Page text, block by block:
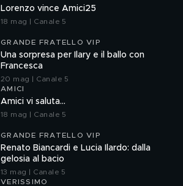
Lorenzo vince Amici25
18 mag | Canale 5
GRANDE FRATELLO VIP
Una sorpresa per Ilary e il ballo con
Francesca
20 mag | Canale 5
AMICI
Amici vi saluta...
18 mag | Canale 5
GRANDE FRATELLO VIP
Renato Biancardi e Lucia Ilardo: dalla
gelosia al bacio
13 mag | Canale 5
VERISSIMO